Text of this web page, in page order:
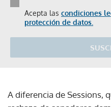
Acepta las condiciones
protección de datos.
A diferencia de Sessions,